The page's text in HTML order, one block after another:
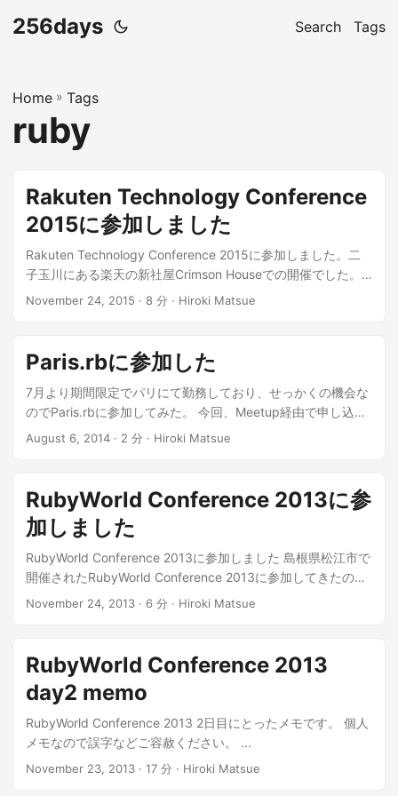
256days Search Tags
Home » Tags
ruby
Rakuten Technology Conference
2015に参加しました
Rakuten Technology Conference 2015に参加しました。二
子玉川にある楽天の新社屋Crimson Houseでの開催でした。
並行して複数のセッションが行われていたので見逃したセッ
http://rakutentechnologyconference2015.sched.org/grid/
全てのセッションが英語ですので、その点でも動画で再確認
できるのは素敵です。 以下は参加したセッションについての
まとめです。 ...
November 24, 2015 · 8 分 · Hiroki Matsue
Paris.rbに参加した
7月より期間限定でパリにて勤務しており、せっかくの機会な
のでParis.rbに参加してみた。 今回、Meetup経由で申し込み
をして参加した。
August 6, 2014 · 2 分 · Hiroki Matsue
RubyWorld Conference 2013に参
加しました
RubyWorld Conference 2013に参加しました 島根県松江市で
開催されたRubyWorld Conference 2013に参加してきたの
で、特に印象に残ったところをメモ(day1, day2)からピックア
November 24, 2013 · 6 分 · Hiroki Matsue
RubyWorld Conference 2013
day2 memo
RubyWorld Conference 2013 2日目にとったメモです。 個人
メモなので誤字などご容赦ください。 ...
November 23, 2013 · 17 分 · Hiroki Matsue